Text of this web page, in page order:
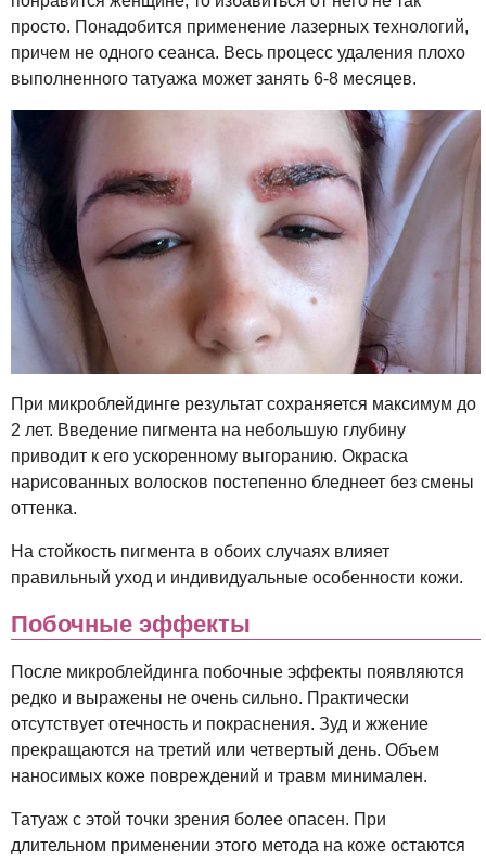
просто. Понадобится применение лазерных технологий,
причем не одного сеанса. Весь процесс удаления плохо
выполненного татуажа может занять 6-8 месяцев.
При микроблейдинге результат сохраняется максимум до
2 лет. Введение пигмента на небольшую глубину
приводит к его ускоренному выгоранию. Окраска
нарисованных волосков постепенно бледнеет без смены
оттенка.
На стойкость пигмента в обоих случаях влияет
правильный уход и индивидуальные особенности кожи.
Побочные эффекты
После микроблейдинга побочные эффекты появляются
редко и выражены не очень сильно. Практически
отсутствует отечность и покраснения. Зуд и жжение
прекращаются на третий или четвертый день. Объем
наносимых коже повреждений и травм минимален.
Татуаж с этой точки зрения более опасен. При
длительном применении этого метода на коже остаются